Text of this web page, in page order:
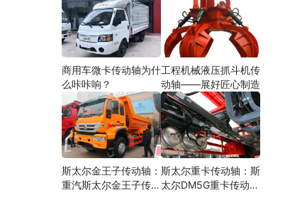
商用车微卡传动轴为什
么咔咔响？
工程机械液压抓斗机传
动轴——展好匠心制造
斯太尔金王子传动轴：
重汽斯太尔金王子传动
斯太尔重卡传动轴：斯
太尔DM5G重卡传动轴